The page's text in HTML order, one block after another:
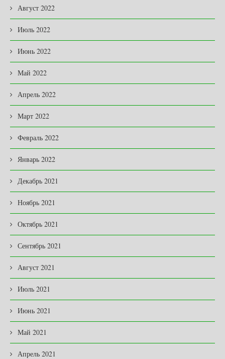
Август 2022
Июль 2022
Июнь 2022
Май 2022
Апрель 2022
Март 2022
Февраль 2022
Январь 2022
Декабрь 2021
Ноябрь 2021
Октябрь 2021
Сентябрь 2021
Август 2021
Июль 2021
Июнь 2021
Май 2021
Апрель 2021